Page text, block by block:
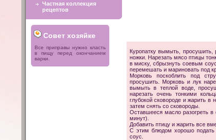
Частная коллекция
рецептов
Совет хозяйке
Все приправы нужно класть
в пищу перед окончанием
варки.
Куропатку вымыть, просушить,
ножки. Нарезать мясо птицы
в миску, сбрызнуть соевым
перемешать и мариновать под
Морковь поскоблить под
просушить. Морковь и лук
вымыть в теплой воде,
нарезать очень тонкими
глубокой сковороде и жарить
затем снять со сковороды.
Оставшееся масло разогреть
минут).
Добавить птицу и жарить все
С этим блюдом хорошо подать
соус.